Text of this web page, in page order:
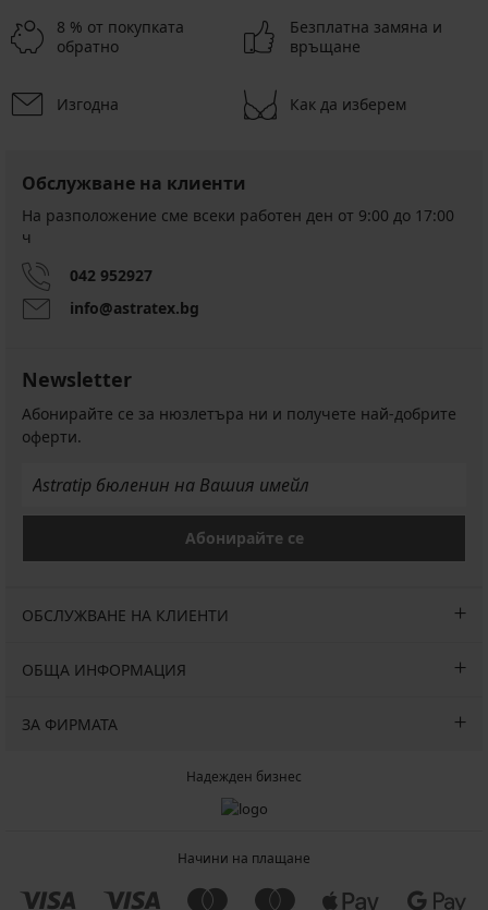
Телесна
тениска
за
ризата
Намаление
35,99
€
Първоначална цена
44,99
(87,99
лв.)
3PACK
MEN-
по-
дълги
лв.)
2+1
Мъжка
фланела
черна
Намаление
8,00 €
(15,65
€
(31,27
лв.)
8 % от покупката
обратно
Безплатна замяна и
връщане
Изгодна Как да изберем
Обслужване на клиенти
На разположение сме всеки работен ден от 9:00 до 17:00
ч
042 952927
info@astratex.bg
Newsletter
Абонирайте се за нюзлетъра ни и получете най-добрите
оферти.
Абонирайте се
ОБСЛУЖВАНЕ НА КЛИЕНТИ
ОБЩА ИНФОРМАЦИЯ
ЗА ФИРМАТА
Надежден бизнес
Начини на плащане